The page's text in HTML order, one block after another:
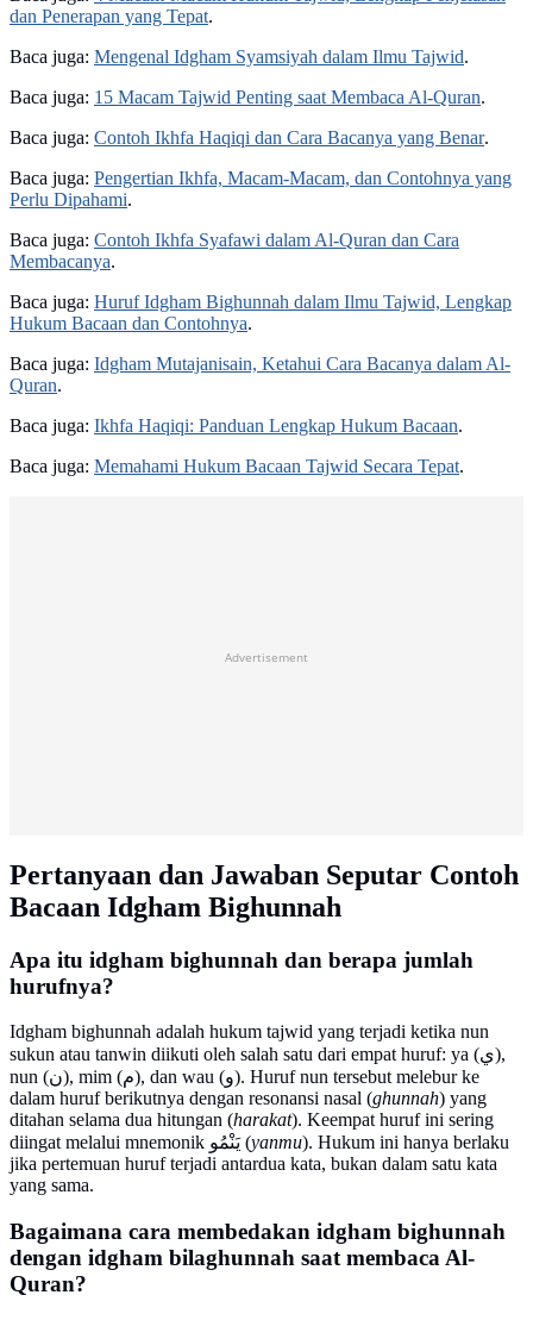
dan Penerapan yang Tepat.
Baca juga: Mengenal Idgham Syamsiyah dalam Ilmu Tajwid.
Baca juga: 15 Macam Tajwid Penting saat Membaca Al-Quran.
Baca juga: Contoh Ikhfa Haqiqi dan Cara Bacanya yang Benar.
Baca juga: Pengertian Ikhfa, Macam-Macam, dan Contohnya yang
Perlu Dipahami.
Baca juga: Contoh Ikhfa Syafawi dalam Al-Quran dan Cara
Membacanya.
Baca juga: Huruf Idgham Bighunnah dalam Ilmu Tajwid, Lengkap
Hukum Bacaan dan Contohnya.
Baca juga: Idgham Mutajanisain, Ketahui Cara Bacanya dalam Al-
Quran.
Baca juga: Ikhfa Haqiqi: Panduan Lengkap Hukum Bacaan.
Baca juga: Memahami Hukum Bacaan Tajwid Secara Tepat.
Advertisement
Pertanyaan dan Jawaban Seputar Contoh
Bacaan Idgham Bighunnah
Apa itu idgham bighunnah dan berapa jumlah
hurufnya?
Idgham bighunnah adalah hukum tajwid yang terjadi ketika nun
sukun atau tanwin diikuti oleh salah satu dari empat huruf: ya (ي),
nun (ن), mim (م), dan wau (و). Huruf nun tersebut melebur ke
dalam huruf berikutnya dengan resonansi nasal (ghunnah) yang
ditahan selama dua hitungan (harakat). Keempat huruf ini sering
diingat melalui mnemonik يَنْمُو (yanmu). Hukum ini hanya berlaku
jika pertemuan huruf terjadi antardua kata, bukan dalam satu kata
yang sama.
Bagaimana cara membedakan idgham bighunnah
dengan idgham bilaghunnah saat membaca Al-
Quran?